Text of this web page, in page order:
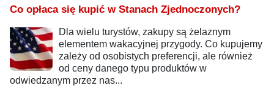
Co opłaca się kupić w Stanach Zjednoczonych?
Dla wielu turystów, zakupy są żelaznym
elementem wakacyjnej przygody. Co kupujemy
zależy od osobistych preferencji, ale również
od ceny danego typu produktów w
odwiedzanym przez nas...